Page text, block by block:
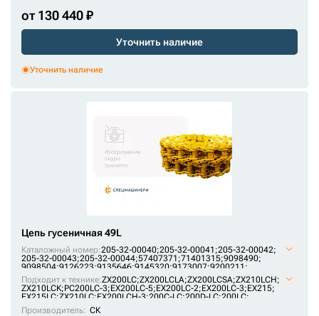
от 130 440 ₽
Уточнить наличие
Уточнить наличие
Цепь гусеничная 49L
Каталожный номер:205-32-00040;205-32-00041;205-32-00042;
205-32-00043;205-32-00044;57407371;71401315;9098490;
9098504;9126223;9135646;9145320;9173007;9200211;
AT214386;
E1569801M00049;F2242367;H2542312;JRA0417;
KM1170/49;KM64/49;P2242367F;P2542312H;SI718/49;
U10246/49;VE15690849;VKM1170/49HDV;X2442345;ZKI2242367
Подходит к технике:ZX200LC;ZX200LCLA;ZX200LCSA;ZX210LCH;
ZX210LCK;PC200LC-3;EX200LC-5;EX200LC-2;EX200LC-3;EX215;
EX215LC;ZX210LC;EX200LCH-3;200C-LC;200D-LC;200LC;
PC180LLC-3
MS230LC-3
Производитель: СК